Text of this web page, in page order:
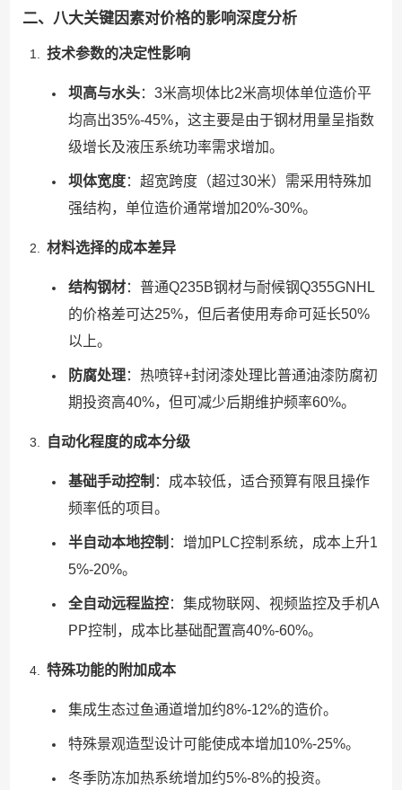
二、八大关键因素对价格的影响深度分析
技术参数的决定性影响
坝高与水头：3米高坝体比2米高坝体单位造价平
均高出35%-45%，这主要是由于钢材用量呈指数
级增长及液压系统功率需求增加。
坝体宽度：超宽跨度（超过30米）需采用特殊加
强结构，单位造价通常增加20%-30%。
材料选择的成本差异
结构钢材：普通Q235B钢材与耐候钢Q355GNHL
的价格差可达25%，但后者使用寿命可延长50%
以上。
防腐处理：热喷锌+封闭漆处理比普通油漆防腐初
期投资高40%，但可减少后期维护频率60%。
自动化程度的成本分级
基础手动控制 ：成本较低，适合预算有限且操作
频率低的项目。
半自动本地控制 ：增加PLC控制系统，成本上升1
5%-20%。
全自动远程监控：集成物联网、视频监控及手机A
PP控制，成本比基础配置高40%-60%。
特殊功能的附加成本
集成生态过鱼通道增加约8%-12%的造价。
特殊景观造型设计可能使成本增加10%-25%。
冬季防冻加热系统增加约5%-8%的投资。